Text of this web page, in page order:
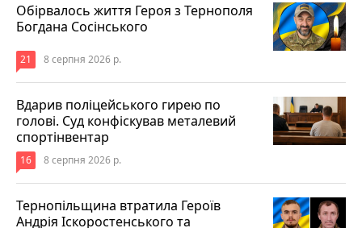
Обірвалось життя Героя з Тернополя
Богдана Сосінського
21 8 серпня 2026 р.
Вдарив поліцейського гирею по
голові. Суд конфіскував металевий
спортінвентар
16 8 серпня 2026 р.
Тернопільщина втратила Героїв
Андрія Іскоростенського та